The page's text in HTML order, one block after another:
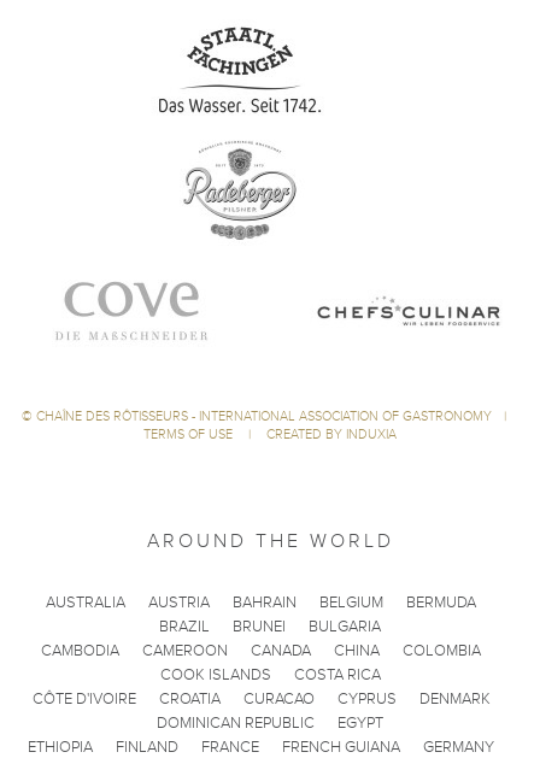
© CHAÎNE DES RÔTISSEURS - INTERNATIONAL ASSOCIATION OF GASTRONOMY
|
TERMS OF USE
| CREATED BY INDUXIA
AROUND THE WORLD
AUSTRALIA AUSTRIA BAHRAIN BELGIUM
BERMUDA
BRAZIL
BRUNEI
BULGARIA
CAMBODIA
CAMEROON CANADA CHINA
COLOMBIA
COOK ISLANDS
COSTA RICA
CÔTE D'IVOIRE
CROATIA CURACAO CYPRUS
DENMARK
DOMINICAN REPUBLIC
EGYPT
ETHIOPIA
FINLAND FRANCE FRENCH GUIANA
GERMANY